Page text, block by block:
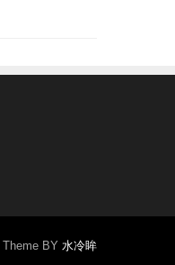
Theme BY 水冷眸